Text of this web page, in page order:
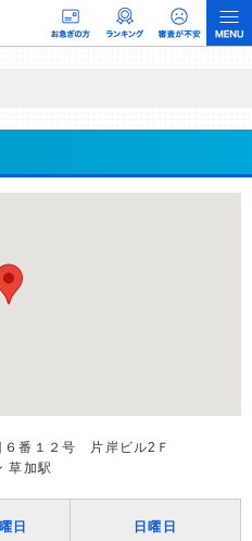
集部の調査／ユーザーへの口コミ収集な
行っています。
６番１２号 片岸ビル2Ｆ
草加駅
日 日曜日